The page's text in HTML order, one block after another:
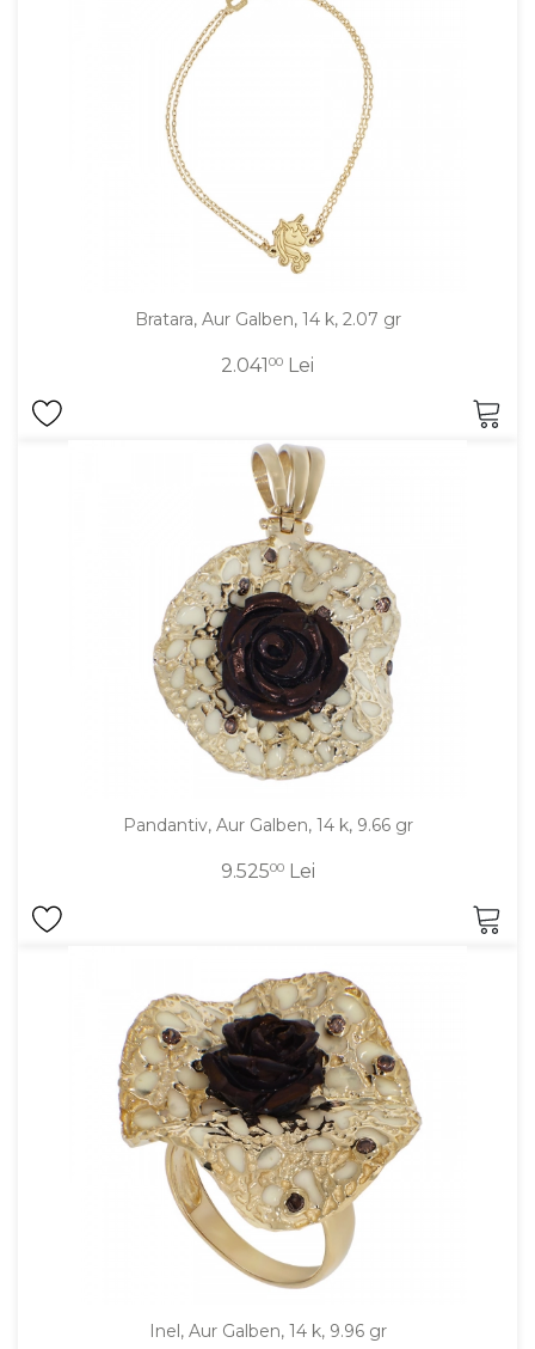
Bratara, Aur Galben, 14 k, 2.07 gr
2.04100 Lei
Pandantiv, Aur Galben, 14 k, 9.66 gr
9.52500Lei
Inel, Aur Galben, 14 k, 9.96 gr